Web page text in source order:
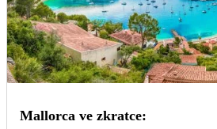
Mallorca ve zkratce: